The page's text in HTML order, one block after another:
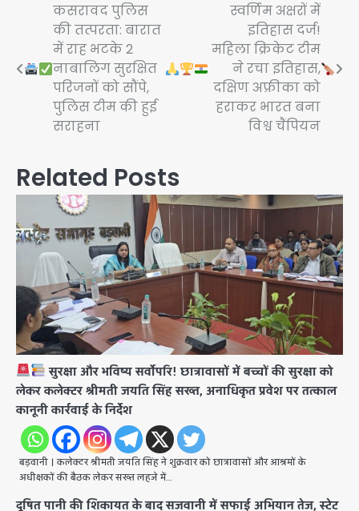
Post
navigation
कसरावद पुलिस
की तत्परता: बारात
में राह भटके 2
नाबालिग सुरक्षित
परिजनों को सौंपे,
पुलिस टीम की हुई
सराहना
स्वर्णिम अक्षरों में
इतिहास दर्ज!
महिला क्रिकेट टीम
ने रचा इतिहास,
दक्षिण अफ्रीका को
हराकर भारत बना
विश्व चैंपियन
Related Posts
सुरक्षा और भविष्य सर्वोपरि! छात्रावासों में बच्चों की सुरक्षा को
लेकर कलेक्टर श्रीमती जयति सिंह सख्त, अनाधिकृत प्रवेश पर तत्काल
कानूनी कार्रवाई के निर्देश
बड़वानी । कलेक्टर श्रीमती जयति सिंह ने शुक्रवार को छात्रावासों और आश्रमों के
अधीक्षकों की बैठक लेकर सख्त लहजे में…
दूषित पानी की शिकायत के बाद सजवानी में सफाई अभियान तेज, स्टेट